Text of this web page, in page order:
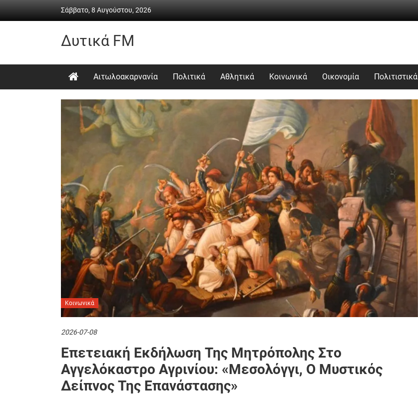
Σάββατο, 8 Αυγούστου, 2026
Δυτικά FM
Καθημερινή
ψυχαγωγία
Αιτωλοακαρνανία Πολιτικά Αθλητικά Κοινωνικά Οικονομία Πολιτιστικά
Κοινωνικά
2026-07-08
Επετειακή Εκδήλωση Της Μητρόπολης Στο
Αγγελόκαστρο Αγρινίου: «Μεσολόγγι, Ο Μυστικός
Δείπνος Της Επανάστασης»